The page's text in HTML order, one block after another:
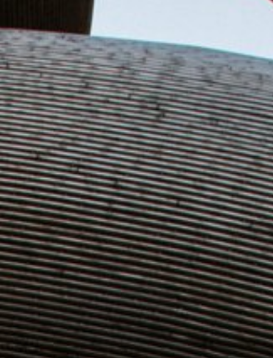
Zweck:
Dieser Cookie speichert die ausgewählten Einverständnis-Optionen des Benutzers
Cookie Laufzeit:
1 Jahr
TRACKING
Tracking Cookies erfassen Informationen anonym.
Diese Informationen helfen uns zu verstehen, wie
unsere Besucher unsere Website nutzen.
Google Analytics
Name:
_ga, _gid, _gat_gtag_
Anbieter:
Google
Zweck:
Statistik der Seitenaufrufe
Cookie Laufzeit:
2 Jahre